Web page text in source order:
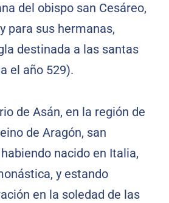
del obispo san Cesáreo,
para sus hermanas,
destinada a las santas
el año 529).
de Asán, en la región de
de Aragón, san
habiendo nacido en Italia,
y estando
en la soledad de las